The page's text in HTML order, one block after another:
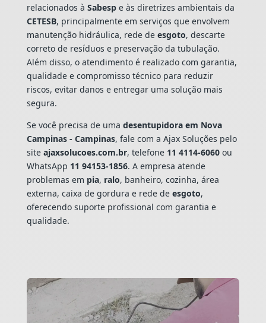
relacionados à Sabespe às diretrizes ambientais da
CETESB, principalmente em serviços que envolvem
manutenção hidráulica, rede de esgoto, descarte
correto de resíduos e preservação da tubulação.
Além disso, o atendimento é realizado com garantia,
qualidade e compromisso técnico para reduzir
riscos, evitar danos e entregar uma solução mais
segura.
Se você precisa de uma desentupidora em Nova
Campinas - Campinas, fale com a Ajax Soluções pelo
site ajaxsolucoes.com.br, telefone 11 4114-6060ou
WhatsApp 11 94153-1856. A empresa atende
problemas em pia, ralo, banheiro, cozinha, área
externa, caixa de gordura e rede de esgoto,
oferecendo suporte profissional com garantia e
qualidade.